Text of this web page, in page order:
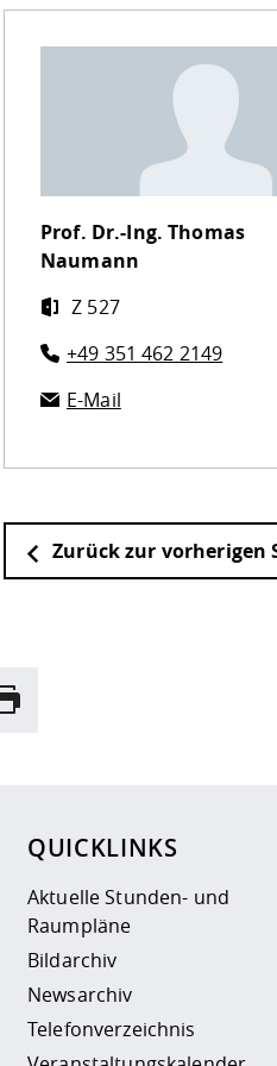
Prof. Dr.-Ing.Thomas
Naumann
Z 527
+49 351 462 2149
E-Mail
Zurück zur vorherigen
QUICKLINKS
Aktuelle Stunden- und
Raumpläne
Bildarchiv
Newsarchiv
Telefonverzeichnis